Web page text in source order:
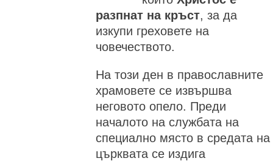
разпнат на кръст, за да
изкупи греховете на
човечеството.
На този ден в православните
храмовете се извършва
неговото опело. Преди
началото на службата на
специално място в средата на
църквата се издига